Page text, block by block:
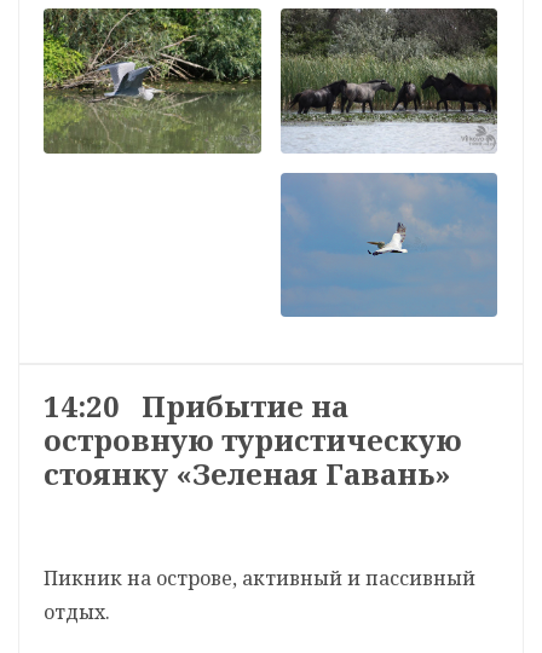
14:20 Прибытие на
островную туристическую
стоянку «Зеленая Гавань»
Пикник на острове, активный и пассивный
отдых.